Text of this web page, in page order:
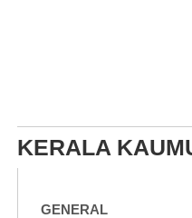
KERALA
GENERAL